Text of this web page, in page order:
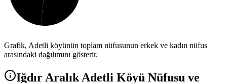
Grafik, Adetli köyünün toplam nüfusunun erkek ve kadın nüfus
arasındaki dağılımını gösterir.
Iğdır Aralık Adetli Köyü Nüfusu ve